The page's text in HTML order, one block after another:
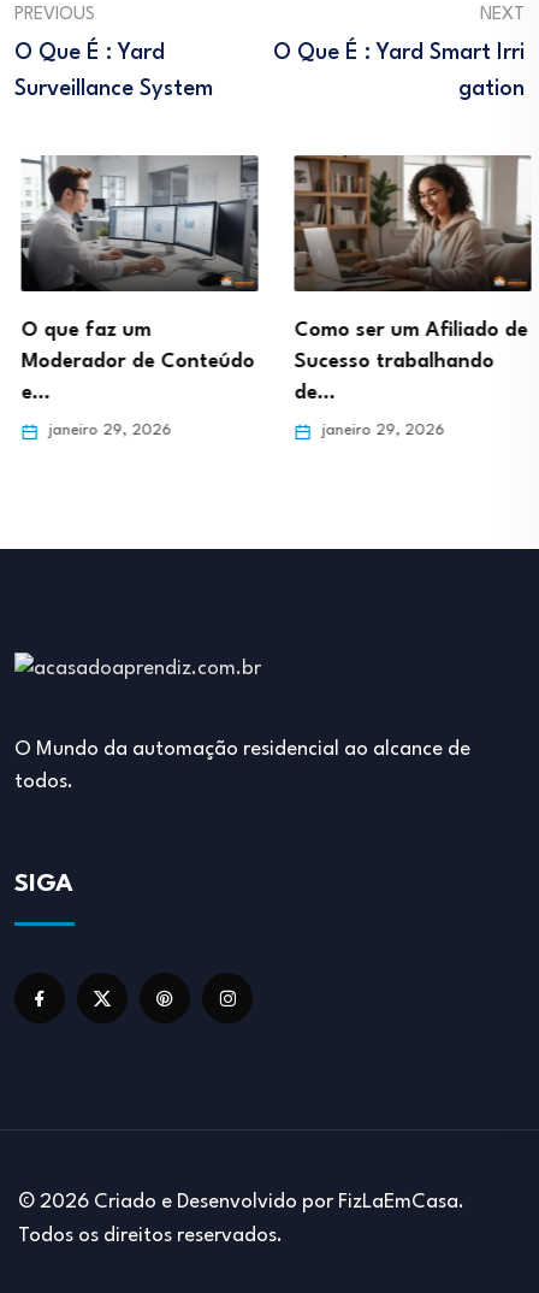
PREVIOUS
O Que É : Yard
Surveillance System
NEXT
O Que É : Yard Smart Irri
Gation
O que faz um
Moderador de Conteúdo
e…
janeiro 29, 2026
Como ser um Afiliado de
Sucesso trabalhando
de…
janeiro 29, 2026
O Mundo da automação residencial ao alcance de
todos.
SIGA
© 2026 Criado e Desenvolvido por FizLaEmCasa.
Todos os direitos reservados.